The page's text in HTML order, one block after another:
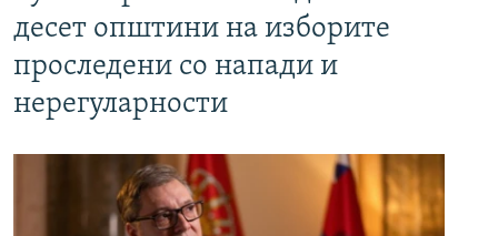
десет општини на изборите
проследени со напади и
нерегуларности